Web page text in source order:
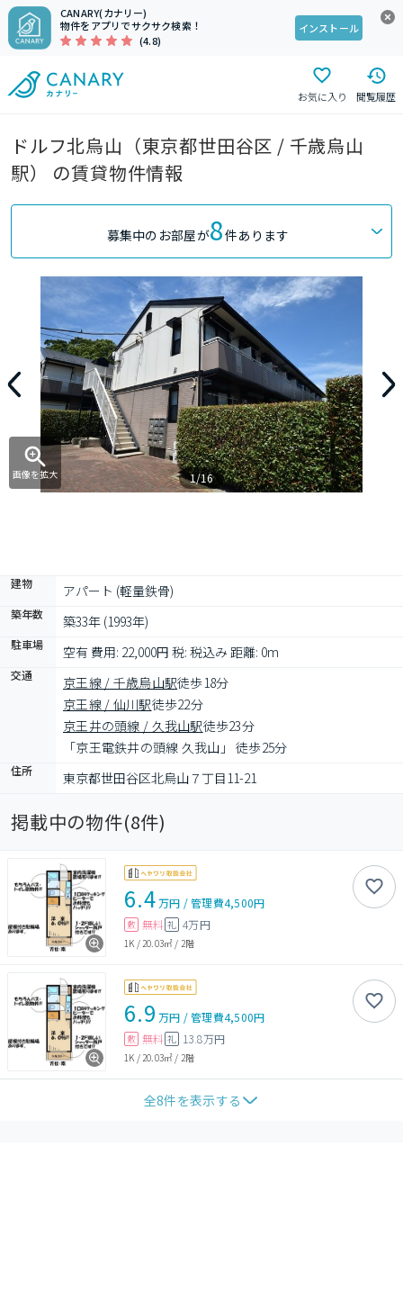
CANARY(カナリー)
物件をアプリでサクサク検索！
(4.8)
インストール
お気に入り 閲覧履歴
ドルフ北烏山（東京都世田谷区 / 千歳烏山
駅） の賃貸物件情報
募集中のお部屋が8件あります
画像を拡大 1/16
建物 アパート (軽量鉄骨)
築年数 築33年 (1993年)
駐車場 空有 費用: 22,000円 税: 税込み 距離: 0m
交通 京王線 / 千歳烏山駅徒歩18分
京王線 / 仙川駅徒歩22分
京王井の頭線 / 久我山駅徒歩23分
「京王電鉄井の頭線 久我山」 徒歩25分
住所 東京都世田谷区北烏山７丁目11-21
掲載中の物件(8件)
6.4万円 /管理費4,500円
敷 無料 礼 4万円
1K /20.03㎡ / 2階
6.9 万円 /管理費4,500円
敷 無料 礼 13.8万円
1K /20.03㎡ / 2階
全8件を表示する